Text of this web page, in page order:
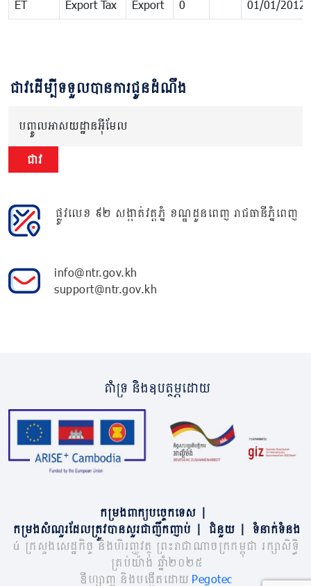
ET Export Tax Export 0 01/01/2012
ជាវដើម្បីទទួលបានការជូនដំណឹង
បញ្ចូលអាសយដ្ឋានអ៊ីមែល
ជាវ
ផ្លូវលេខ ៩២ សង្កាត់វត្តភ្នំ ខណ្ឌដូនពេញ រាជធានីភ្នំពេញ
info@ntr.gov.kh
support@ntr.gov.kh
គាំទ្រ និងឧបត្ថម្ភដោយ
កម្រងពាក្យបច្ចេកទេស
កម្រងសំណួរដែលត្រូវបានសួរជាញឹកញាប់
ជំនួយ
ទំនាក់ទំនង
© ក្រសួងសេដ្ឋកិច្ច និងហិរញ្ញវត្ថុ ព្រះរាជាណាចក្រកម្ពុជា រក្សាសិទ្ធិ
គ្រប់យ៉ាង ឆ្នាំ២០២៥
ឌីហ្សាញ និងបង្កើតដោយ Pegotec